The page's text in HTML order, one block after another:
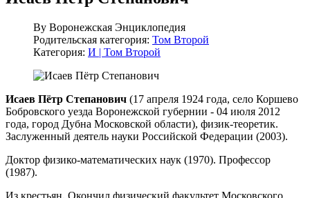
By Воронежская Энциклопедия
Родительская категория: Том Второй
Категория: И | Том Второй
Исаев Пётр Степанович (17 апреля 1924 года, село Коршево
Бобровского уезда Воронежской губернии - 04 июля 2012
года, город Дубна Московской области), физик-теоретик.
Заслуженный деятель науки Российской Федерации (2003).
Доктор физико-математических наук (1970). Профессор
(1987).
Из крестьян. Окончил физический факультет Московского